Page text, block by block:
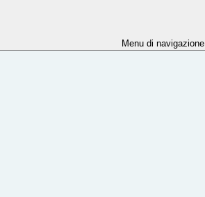
Menu di navigazione